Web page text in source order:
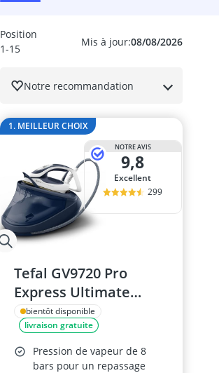
Mis à jour:08/08/2026
Position
1-15
Notre recommandation
1. MEILLEUR CHOIX
NOTRE AVIS
9,8
Excellent
299
Tefal GV9720 Pro
Express Ultimate
Centrale Vapeur
bientôt disponible
livraison gratuite
Pression de vapeur de 8
bars pour un repassage